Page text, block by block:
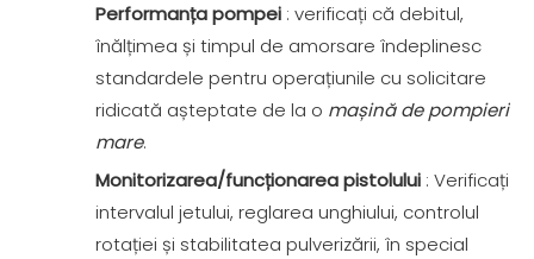
Performanța pompei : verificați că debitul,
înălțimea și timpul de amorsare îndeplinesc
standardele pentru operațiunile cu solicitare
ridicată așteptate de la o mașină de pompieri
mare.
Monitorizarea/funcționarea pistolului : Verificați
intervalul jetului, reglarea unghiului, controlul
rotației și stabilitatea pulverizării, în special